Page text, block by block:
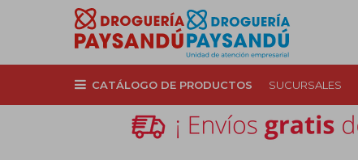
CATÁLOGO DE PRODUCTOS SUCURSALES